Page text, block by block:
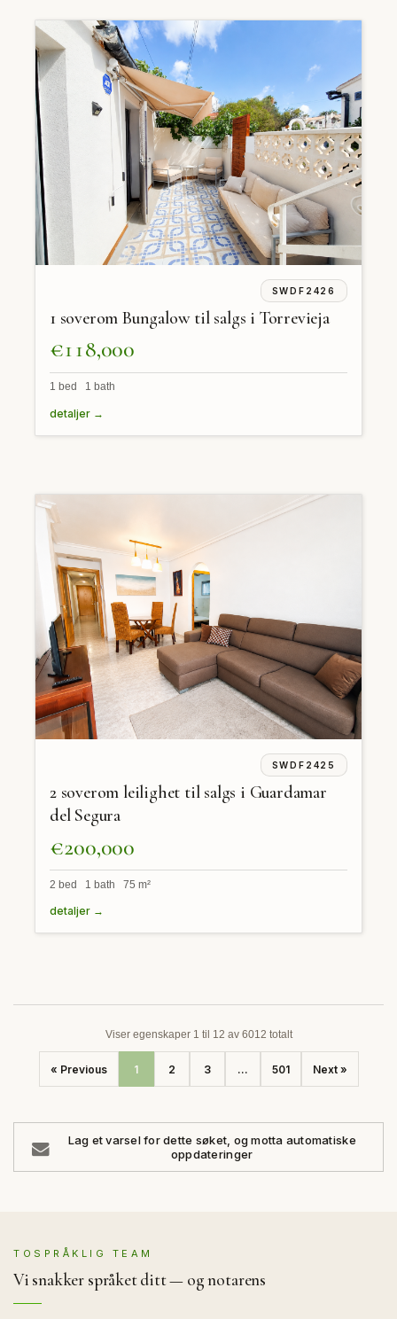
SWDF2426
1 soverom Bungalow til salgs i Torrevieja
€118,000
1 bed 1 bath
detaljer →
SWDF2425
2 soverom leilighet til salgs i Guardamar
del Segura
€200,000
2 bed 1 bath 75 m²
detaljer →
Viser egenskaper 1 til 12 av 6012 totalt
« Previous 1 2 3 ... 501 Next »
Lag et varsel for dette søket, og motta automatiske
oppdateringer
TOSPRÅKLIG TEAM
Vi snakker språket ditt — og notarens